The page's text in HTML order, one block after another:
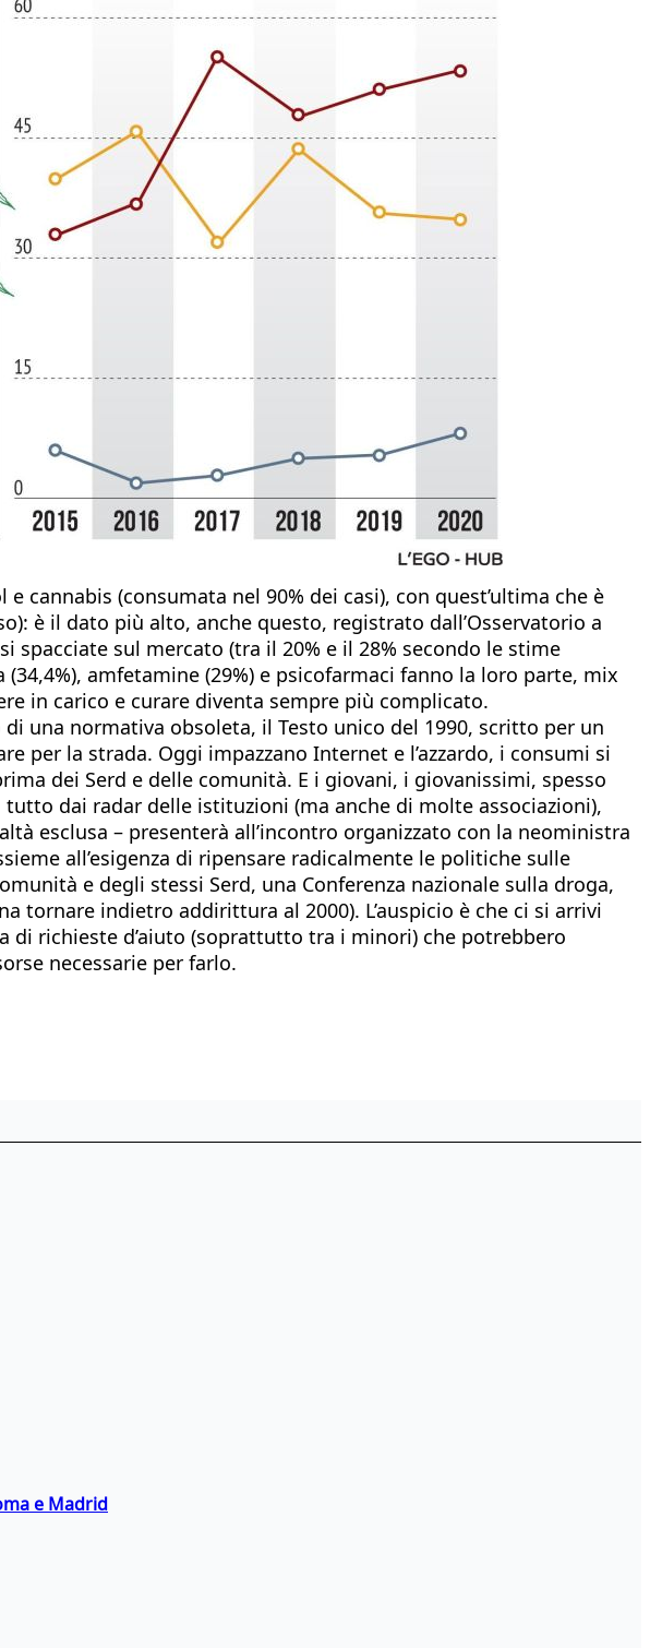
cannabis (consumata nel 90% dei casi), con quest’ultima che è
è il dato più alto, anche questo, registrato dall’Osservatorio a
sul mercato (tra il 20% e il 28% secondo le stime
amfetamine (29%) e psicofarmaci fanno la loro parte, mix
in carico e curare diventa sempre più complicato.
una normativa obsoleta, il Testo unico del 1990, scritto per un
per la strada. Oggi impazzano Internet e l’azzardo, i consumi si
dei Serd e delle comunità. E i giovani, i giovanissimi, spesso
dai radar delle istituzioni (ma anche di molte associazioni),
esclusa – presenterà all’incontro organizzato con la neoministra
all’esigenza di ripensare radicalmente le politiche sulle
e degli stessi Serd, una Conferenza nazionale sulla droga,
tornare indietro addirittura al 2000). L’auspicio è che ci si arrivi
di richieste d’aiuto (soprattutto tra i minori) che potrebbero
necessarie per farlo.
e Madrid